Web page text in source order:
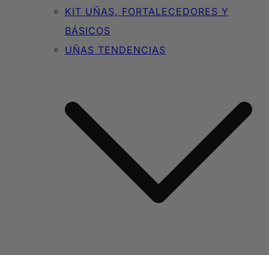
KIT UÑAS, FORTALECEDORES Y
BÁSICOS
UÑAS TENDENCIAS